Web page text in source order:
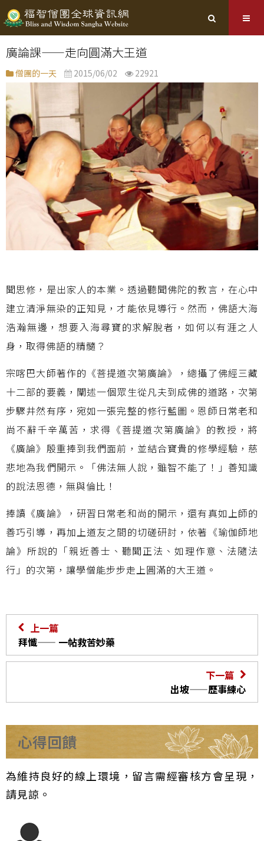
廣論課——走向圓滿大王道
僧團的一天 2015/06/02 22921
聞思修，是出家人的本業。透過聽聞佛陀的教言，在心中
建立清淨無染的正知見，才能依見導行。然而，佛語大海
浩瀚無邊，想要入海尋寶的求解脫者，如何以有涯之人
身，取得佛語的精髓？
宗喀巴大師著作的《菩提道次第廣論》，總攝了佛經三藏
十二部的要義，闡述一個眾生從凡夫到成佛的道路，次第
步驟井然有序，宛如一張完整的修行藍圖。恩師日常老和
尚不辭千辛萬苦，求得《菩提道次第廣論》的教授，將
《廣論》殷重捧到我們面前，並結合寶貴的修學經驗，慈
悲地為我們開示。「佛法無人說，雖智不能了！」善知識
的說法恩德，無與倫比！
捧讀《廣論》，研習日常老和尚的開示，還有真如上師的
善巧引導，再加上道友之間的切磋研討，依著《瑜伽師地
論》所說的「親近善士、聽聞正法、如理作意、法隨法
行」的次第，讓學僧能步步走上圓滿的大王道。
上一篇
拜懺—— 一帖救苦妙藥
下一篇
出坡——歷事練心
心得回饋
為維持良好的線上環境，留言需經審核方會呈現，
請見諒。